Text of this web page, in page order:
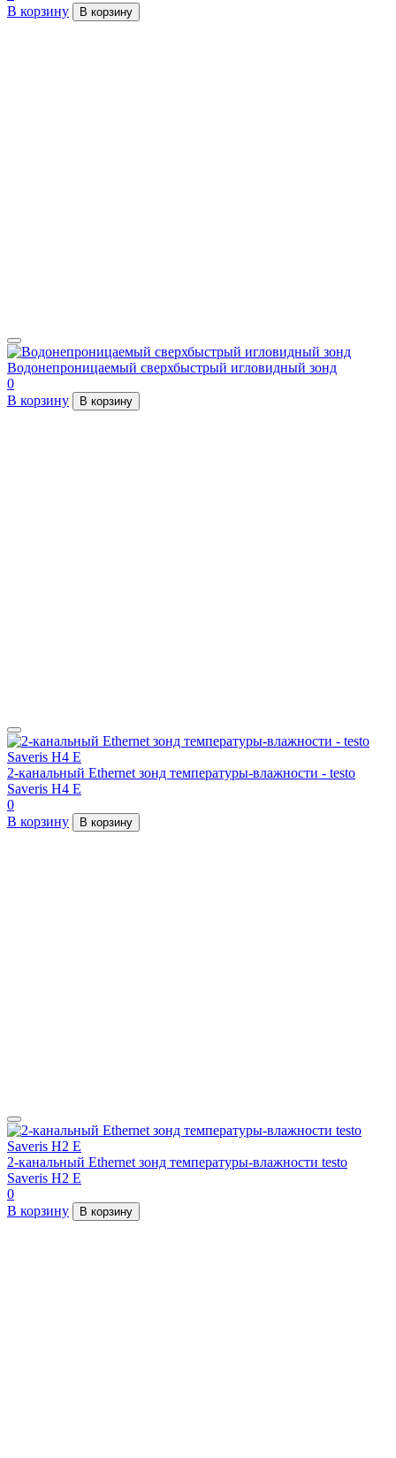
В корзину
В корзину
Водонепроницаемый сверхбыстрый игловидный зонд
0
В корзину
В корзину
2-канальный Ethernet зонд температуры-влажности - testo
Saveris H4 E
0
В корзину
В корзину
2-канальный Ethernet зонд температуры-влажности testo
Saveris H2 E
0
В корзину
В корзину